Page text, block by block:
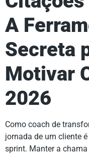
A
Secreta
Motivar
2026
Como coach de
jornada de um cliente
sprint. Manter a